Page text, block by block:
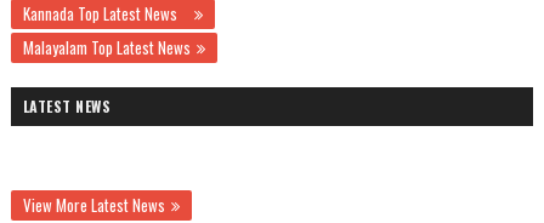
Kannada Top Latest News
Malayalam Top Latest News
LATEST NEWS
View More Latest News